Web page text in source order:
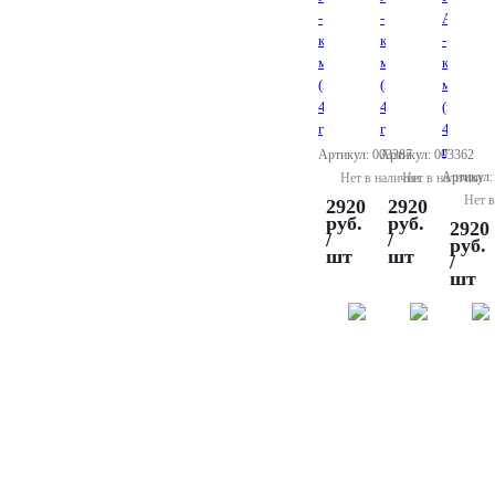
-
композитный
материал
(шприц
4,0
г)
Артикул: 003387
Нет в наличии
2920
руб.
/
шт
-
композитный
материал
(шприц
4,0
г)
Артикул: 003362
Нет в наличии
2920
руб.
/
шт
A1
-
(шприц
4,7
г)
Нет
2920
руб.
/
шт